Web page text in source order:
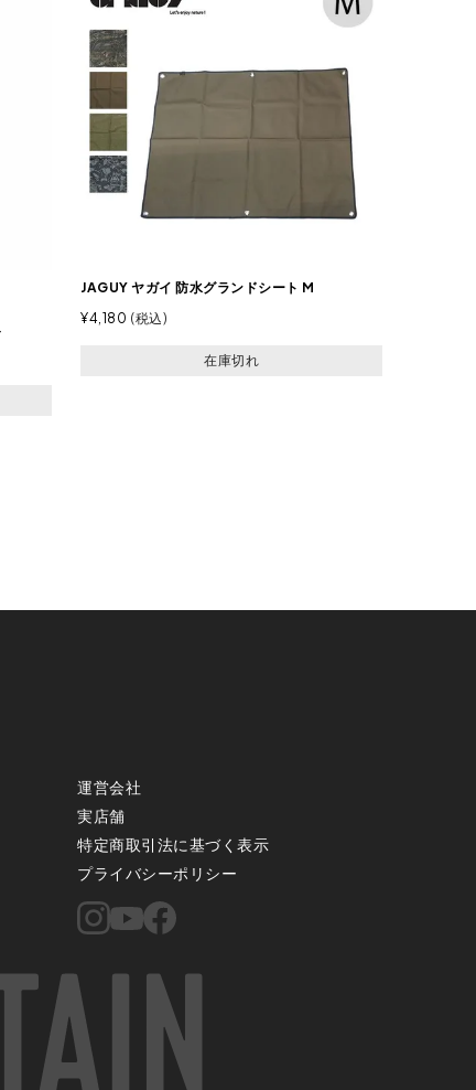
JAGUY ヤガイ 防水グランドシート M
¥4,180 税込
在庫切れ
運営会社
実店舗
特定商取引法に基づく表示
プライバシーポリシー